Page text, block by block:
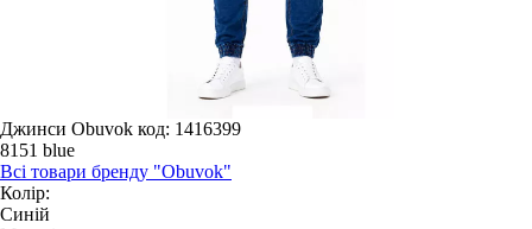
Джинси Obuvok код: 1416399
8151 blue
Всі товари бренду "Obuvok"
Колір:
Синій